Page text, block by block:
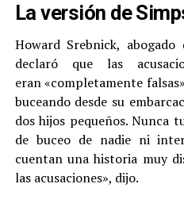
La versión de
Howard Srebnick,
declaró que las
eran «completamente
buceando desde su
dos hijos pequeños. Nunca
de buceo de nadie ni
cuentan una historia muy
las acusaciones», dijo.